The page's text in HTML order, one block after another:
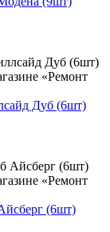
Дуб (6шт)
(6шт)